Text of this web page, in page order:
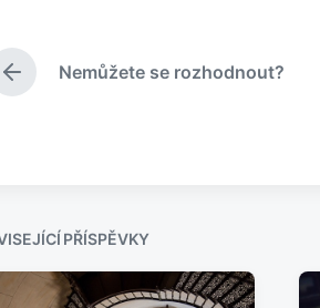
P
ř
z
ř
Nemůžete se rozhodnout?
PŘÍSPĚVKY